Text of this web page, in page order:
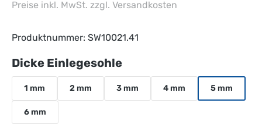
Preise inkl. MwSt. zzgl. Versandkosten
Produktnummer: SW10021.41
Dicke Einlegesohleauswählen
1 mm 2 mm 3 mm 4 mm 5 mm
6 mm